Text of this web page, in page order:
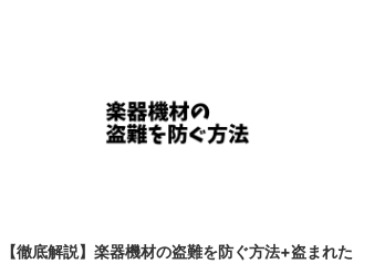
【徹底解説】楽器機材の盗難を防ぐ方法+盗まれた